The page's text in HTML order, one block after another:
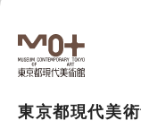
東京都現代美